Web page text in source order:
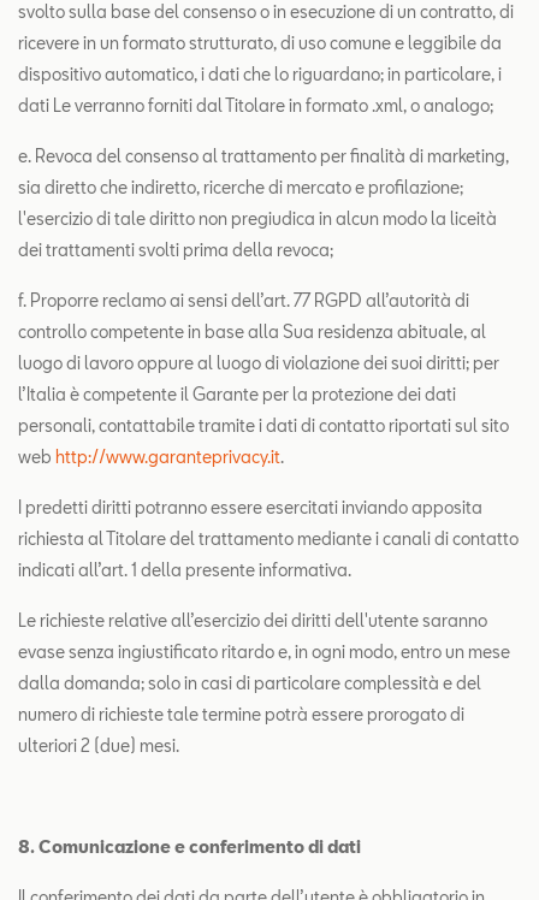
svolto sulla base del consenso o in esecuzione di un contratto, di
ricevere in un formato strutturato, di uso comune e leggibile da
dispositivo automatico, i dati che lo riguardano; in particolare, i
dati Le verranno forniti dal Titolare in formato .xml, o analogo;
e. Revoca del consenso al trattamento per finalità di marketing,
sia diretto che indiretto, ricerche di mercato e profilazione;
l'esercizio di tale diritto non pregiudica in alcun modo la liceità
dei trattamenti svolti prima della revoca;
f. Proporre reclamo ai sensi dell’art. 77 RGPD all’autorità di
controllo competente in base alla Sua residenza abituale, al
luogo di lavoro oppure al luogo di violazione dei suoi diritti; per
l’Italia è competente il Garante per la protezione dei dati
personali, contattabile tramite i dati di contatto riportati sul sito
web http://www.garanteprivacy.it.
I predetti diritti potranno essere esercitati inviando apposita
richiesta al Titolare del trattamento mediante i canali di contatto
indicati all’art. 1 della presente informativa.
Le richieste relative all’esercizio dei diritti dell'utente saranno
evase senza ingiustificato ritardo e, in ogni modo, entro un mese
dalla domanda; solo in casi di particolare complessità e del
numero di richieste tale termine potrà essere prorogato di
ulteriori 2 (due) mesi.
8. Comunicazione e conferimento di dati